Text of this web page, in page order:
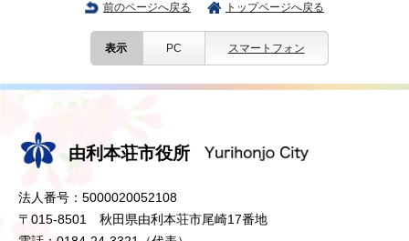
前のページへ戻る トップページへ戻る
表示 PC スマートフォン
由利本荘市役所
法人番号：5000020052108
〒015-8501 秋田県由利本荘市尾崎17番地